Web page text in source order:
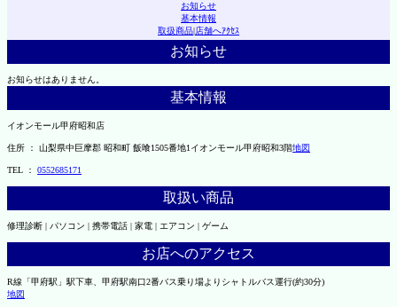
お知らせ
基本情報
取扱商品|店舗へｱｸｾｽ
お知らせ
お知らせはありません。
基本情報
イオンモール甲府昭和店
住所 ： 山梨県中巨摩郡 昭和町 飯喰1505番地1イオンモール甲府昭和3階地図
TEL ： 0552685171
取扱い商品
修理診断 | パソコン | 携帯電話 | 家電 | エアコン | ゲーム
お店へのアクセス
R線「甲府駅」駅下車、甲府駅南口2番バス乗り場よりシャトルバス運行(約30分)
地図